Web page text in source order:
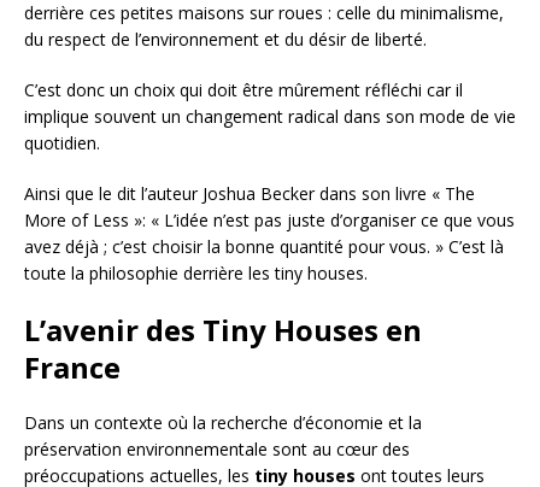
derrière ces petites maisons sur roues : celle du minimalisme,
du respect de l’environnement et du désir de liberté.
C’est donc un choix qui doit être mûrement réfléchi car il
implique souvent un changement radical dans son mode de vie
quotidien.
Ainsi que le dit l’auteur Joshua Becker dans son livre « The
More of Less »: « L’idée n’est pas juste d’organiser ce que vous
avez déjà ; c’est choisir la bonne quantité pour vous. » C’est là
toute la philosophie derrière les tiny houses.
L’avenir des Tiny Houses en
France
Dans un contexte où la recherche d’économie et la
préservation environnementale sont au cœur des
préoccupations actuelles, les tiny houses ont toutes leurs